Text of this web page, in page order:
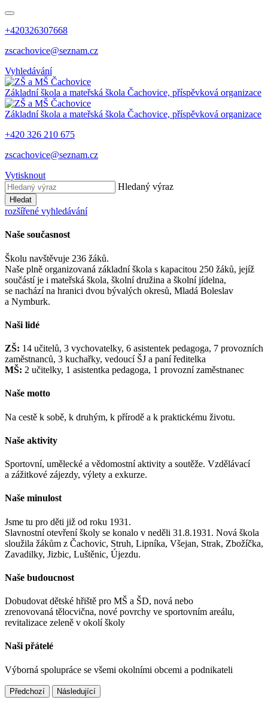
+420326307668
zscachovice@seznam.cz
Vyhledávání
Základní škola a mateřská škola Čachovice, příspěvková organizace
Základní škola a mateřská škola Čachovice, příspěvková organizace
+420 326 210 675
zscachovice@seznam.cz
Vytisknout
Hledaný výraz
Hledat
rozšířené vyhledávání
Naše současnost
Školu navštěvuje 236 žáků.
Naše plně organizovaná základní škola s kapacitou 250 žáků, jejíž
součástí je i mateřská škola, školní družina a školní jídelna,
se nachází na hranici dvou bývalých okresů, Mladá Boleslav
a Nymburk.
Naši lidé
ZŠ: 14 učitelů, 3 vychovatelky, 6 asistentek pedagoga, 7 provozních
zaměstnanců, 3 kuchařky, vedoucí ŠJ a paní ředitelka
MŠ: 2 učitelky, 1 asistentka pedagoga, 1 provozní zaměstnanec
Naše motto
Na cestě k sobě, k druhým, k přírodě a k praktickému životu.
Naše aktivity
Sportovní, umělecké a vědomostní aktivity a soutěže. Vzdělávací
a zážitkové zájezdy, výlety a exkurze.
Naše minulost
Jsme tu pro děti již od roku 1931.
Slavnostní otevření školy se konalo v neděli 31.8.1931. Nová škola
sloužila žákům z Čachovic, Struh, Lipníka, Všejan, Strak, Zbožíčka,
Zavadilky, Jizbic, Luštěnic, Újezdu.
Naše budoucnost
Dobudovat dětské hřiště pro MŠ a ŠD, nová nebo
zrenovovaná tělocvična, nové povrchy ve sportovním areálu,
revitalizace zeleně v okolí školy
Naši přátelé
Výborná spolupráce se všemi okolními obcemi a podnikateli
Předchozí Následující